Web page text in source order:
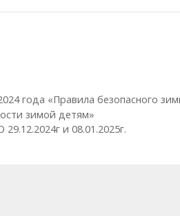
года «Правила безопасного
зимой детям»
и 08.01.2025г.